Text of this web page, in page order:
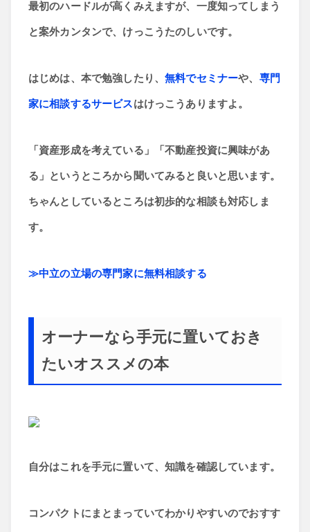
最初のハードルが高くみえますが、一度知ってしまう
と案外カンタンで、けっこうたのしいです。
はじめは、本で勉強したり、無料でセミナーや、 専門
家に相談するサービスはけっこうありますよ。
「資産形成を考えている」「不動産投資に興味があ
る」というところから聞いてみると良いと思います。
ちゃんとしているところは初歩的な相談も対応しま
す。
≫中立の立場の専門家に無料相談する
オーナーなら手元に置いておき
たいオススメの本
自分はこれを手元に置いて、知識を確認しています。
コンパクトにまとまっていてわかりやすいのでおすす